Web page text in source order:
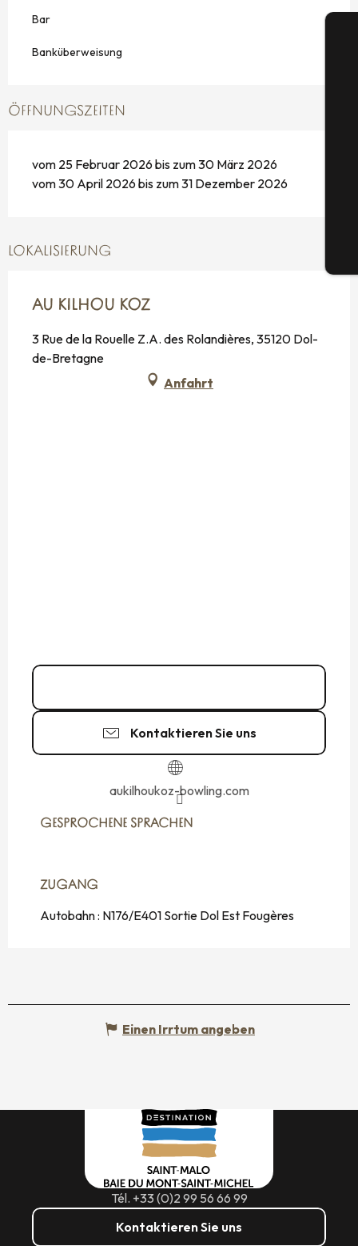
Bar
Banküberweisung
ÖFFNUNGSZEITEN
vom 25 Februar 2026 bis zum 30 März 2026
vom 30 April 2026 bis zum 31 Dezember 2026
LOKALISIERUNG
AU KILHOU KOZ
3 Rue de la Rouelle Z.A. des Rolandières, 35120 Dol-
de-Bretagne
Anfahrt
Kontaktieren Sie uns
aukilhoukoz-bowling.com
GESPROCHENE SPRACHEN
GESPROCHENE SPRACHEN
ZUGANG
ZUGANG
Autobahn : N176/E401 Sortie Dol Est Fougères
Einen Irrtum angeben
Tél. +33 (0)2 99 56 66 99
Kontaktieren Sie uns